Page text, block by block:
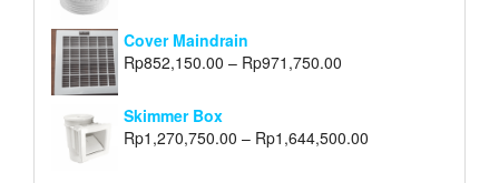
Cover Maindrain
Rp852,150.00 – Rp971,750.00
Skimmer Box
Rp1,270,750.00 – Rp1,644,500.00